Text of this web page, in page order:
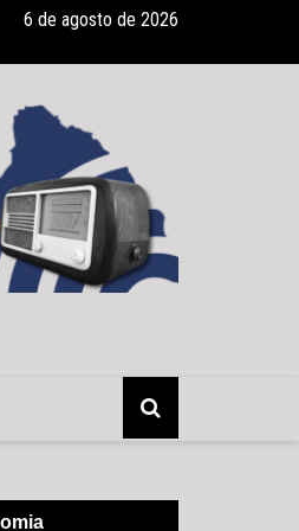
os risco da infecção sem o
6 de agosto de 2026